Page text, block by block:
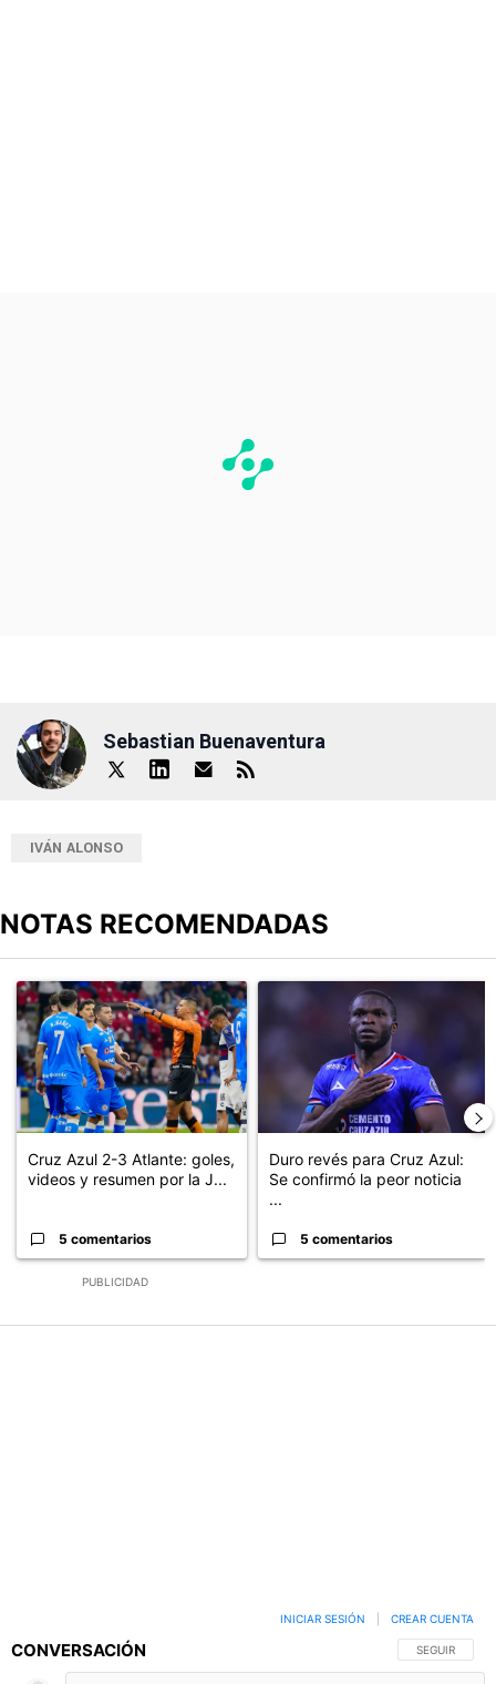
Sebastian Buenaventura
IVÁN ALONSO
NOTAS RECOMENDADAS
PUBLICIDAD
Un artículo de tendencia con el título "Cruz Azul 2-3 Atlante:
Cruz Azul 2-3 Atlante: goles,
videos y resumen por la J...
5 comentarios
Un artículo de tendencia con
Duro revés para Cruz Azul:
Se confirmó la peor noticia
...
5 comentarios
CONVERSACIÓN SIGA ESTA
SEGUIR
INICIAR SESIÓN CREAR CUENTA